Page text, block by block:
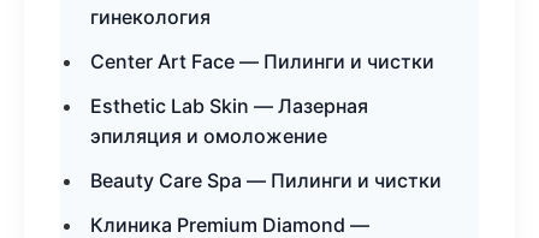
гинекология
Center Art Face — Пилинги и чистки
Esthetic Lab Skin — Лазерная
эпиляция и омоложение
Beauty Care Spa — Пилинги и чистки
Клиника Premium Diamond —